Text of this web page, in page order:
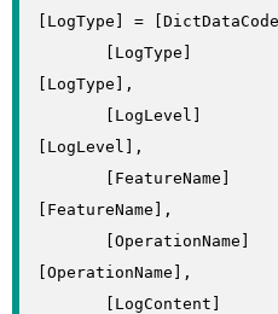
[LogType] =
[LogType]
[LogType],
[LogLevel]
[LogLevel],
[FeatureName]
[FeatureName],
[OperationName]
[OperationName],
[LogContent]